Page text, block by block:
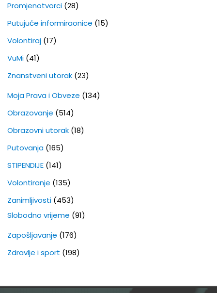
Promjenotvorci (28)
Putujuće informiraonice (15)
Volontiraj (17)
VuMi (41)
Znanstveni utorak (23)
Moja Prava i Obveze (134)
Obrazovanje (514)
Obrazovni utorak (18)
Putovanja (165)
STIPENDIJE (141)
Volontiranje (135)
Zanimljivosti (453)
Slobodno vrijeme (91)
Zapošljavanje (176)
Zdravlje i sport (198)